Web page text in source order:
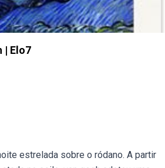
| Elo7
estrelada sobre o ródano. A partir